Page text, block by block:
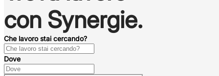
con Synergie.
Che lavoro stai cercando?
Dove